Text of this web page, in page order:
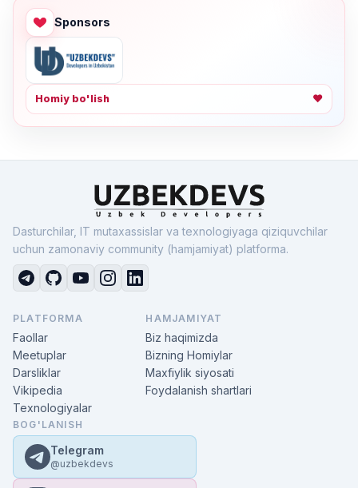
Sponsors
Homiy bo'lish ❤
Dasturchilar, IT mutaxassislar va texnologiyaga qiziquvchilar
uchun zamonaviy community (hamjamiyat) platforma.
PLATFORMA
Faollar
Meetuplar
Darsliklar
Vikipedia
Texnologiyalar
HAMJAMIYAT
Biz haqimizda
Bizning Homiylar
Maxfiylik siyosati
Foydalanish shartlari
BOG'LANISH
Telegram
@uzbekdevs